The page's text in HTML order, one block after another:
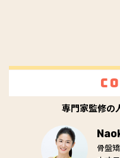
専門家監修の
骨盤